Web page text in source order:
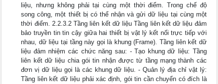
liệu, nhưng không phải tại cùng một thời điểm. Trong chế độ
song công, một thiết bị có thể nhận và gửi dữ liệu tại cùng một
thời điểm. 2.2.3.2 Tầng liên kết dữ liệu Tầng liên kết dữ liệu đảm
bảo truyền tin tin cậy giữa hai thiết bị vật lý kết nối trực tiếp với
nhau, dữ liệu tại tầng này gọi là khung (Frame). Tầng liên kết dữ
liệu đảm nhiệm các chức năng sau: - Tạo khung dữ liệu: Tầng
liên kết dữ liệu chia gói tin nhận được từ tầng mạng thành các
đơn vị dữ liệu gọi là các khung dữ liệu. - Quản lý địa chỉ vật lý:
Tầng liên kết dữ liệu phải xác định, gói tin cần chuyển có đích là